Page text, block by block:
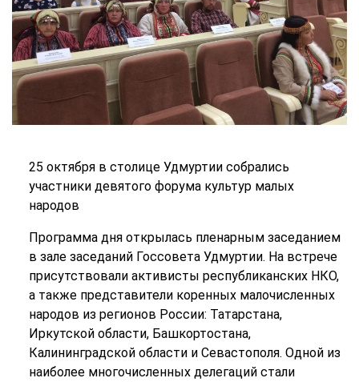
25 октября в столице Удмуртии собрались
участники девятого форума культур малых
народов
Программа дня открылась пленарным заседанием
в зале заседаний Госсовета Удмуртии. На встрече
присутствовали активисты республиканских НКО,
а также представители коренных малочисленных
народов из регионов России: Татарстана,
Иркутской области, Башкортостана,
Калининградской области и Севастополя. Одной из
наиболее многочисленных делегаций стали